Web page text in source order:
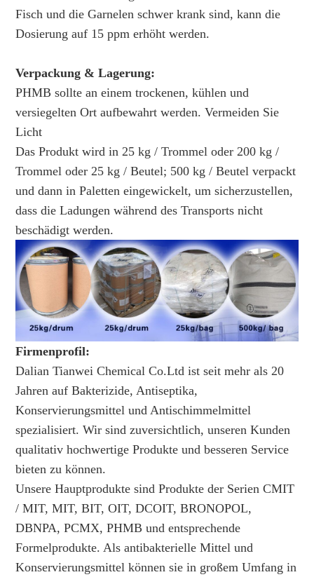
Fisch und die Garnelen schwer krank sind, kann die
Dosierung auf 15 ppm erhöht werden.
Verpackung & Lagerung:
PHMB sollte an einem trockenen, kühlen und
versiegelten Ort aufbewahrt werden. Vermeiden Sie
Licht
Das Produkt wird in 25 kg / Trommel oder 200 kg /
Trommel oder 25 kg / Beutel; 500 kg / Beutel verpackt
und dann in Paletten eingewickelt, um sicherzustellen,
dass die Ladungen während des Transports nicht
beschädigt werden.
Firmenprofil:
Dalian Tianwei Chemical Co.Ltd ist seit mehr als 20
Jahren auf Bakterizide, Antiseptika,
Konservierungsmittel und Antischimmelmittel
spezialisiert. Wir sind zuversichtlich, unseren Kunden
qualitativ hochwertige Produkte und besseren Service
bieten zu können.
Unsere Hauptprodukte sind Produkte der Serien CMIT
/ MIT, MIT, BIT, OIT, DCOIT, BRONOPOL,
DBNPA, PCMX, PHMB und entsprechende
Formelprodukte. Als antibakterielle Mittel und
Konservierungsmittel können sie in großem Umfang in